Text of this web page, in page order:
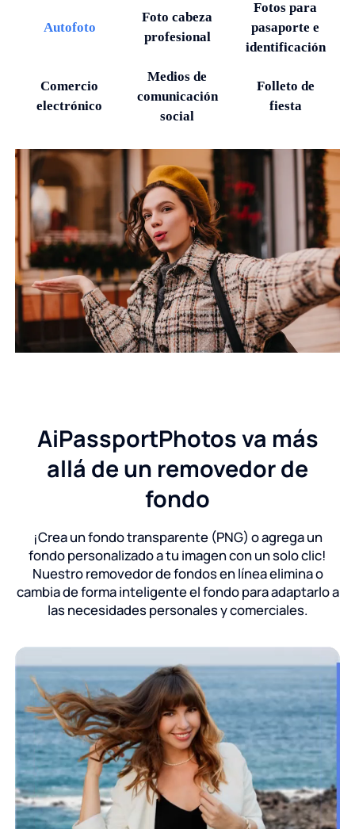
Autofoto
Foto cabeza
profesional
Fotos para
pasaporte e
identificación
Comercio
electrónico
Medios de
comunicación
social
Folleto de
fiesta
AiPassportPhotos va más
allá de un removedor de
fondo
¡Crea un fondo transparente (PNG) o agrega un
fondo personalizado a tu imagen con un solo clic!
Nuestro removedor de fondos en línea elimina o
cambia de forma inteligente el fondo para adaptarlo a
las necesidades personales y comerciales.